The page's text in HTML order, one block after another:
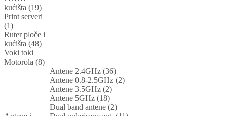
kućišta (19)
Print serveri
(1)
Ruter ploče i
kućišta (48)
Voki toki
Motorola (8)
Antene 2.4GHz (36)
Antene 0.8-2.5GHz (2)
Antene 3.5GHz (2)
Antene 5GHz (18)
Dual band antene (2)